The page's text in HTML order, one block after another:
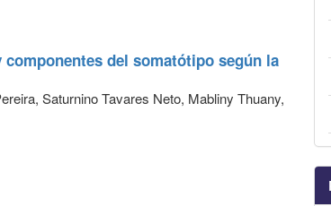
del somatótipo según la
Saturnino Tavares Neto, Mabliny Thuany,